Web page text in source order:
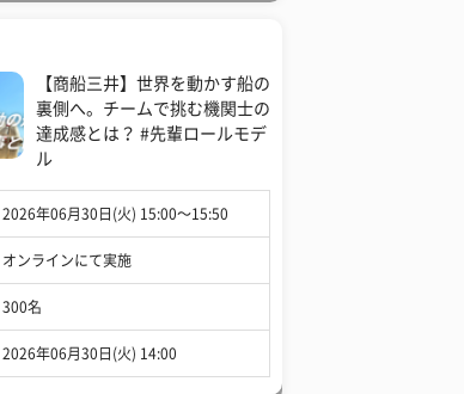
【商船三井】世界を動かす船の
裏側へ。チームで挑む機関士の
達成感とは？ #先輩ロールモデ
ル
2026年06月30日(火) 15:00〜15:50
オンラインにて実施
300名
2026年06月30日(火) 14:00